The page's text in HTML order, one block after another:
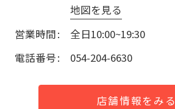
地図を見る
営業時間
全日10:00~19:30
電話番号
054-204-6630
店舗情報をみる